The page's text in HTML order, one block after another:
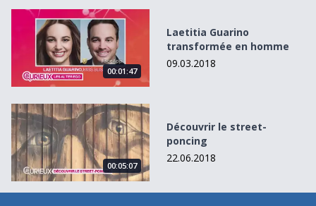
Laetitia Guarino transformée en homme
00:01:47
Laetitia Guarino
transformée en homme
09.03.2018
Découvrir le street-poncing
00:05:07
Découvrir le street-
poncing
22.06.2018